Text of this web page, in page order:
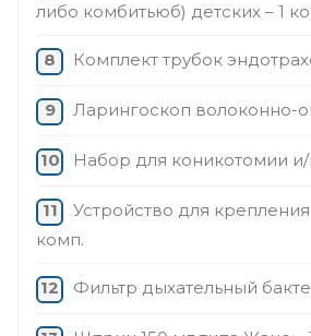
либо комбитьюб) детских – 1
Комплект трубок
Ларингоскоп волоконно-
Набор для коникотомии и/
Устройство для
комп.
Фильтр дыхательный